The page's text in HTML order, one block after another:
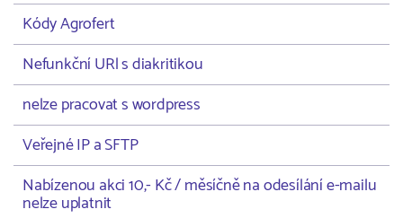
Kódy Agrofert
Nefunkční URl s diakritikou
nelze pracovat s wordpress
Veřejné IP a SFTP
Nabízenou akci 10,- Kč / měsíčně na odesílání e-mailu
nelze uplatnit